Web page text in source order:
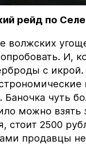
рейд по
волжских
И,
с
чуть
можно взять
стоит 2500
продавцы